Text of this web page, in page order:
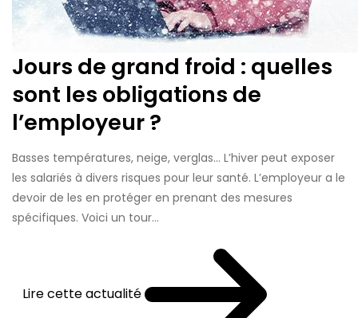
Jours de grand froid : quelles
sont les obligations de
l’employeur ?
Basses températures, neige, verglas… L’hiver peut exposer
les salariés à divers risques pour leur santé. L’employeur a le
devoir de les en protéger en prenant des mesures
spécifiques. Voici un tour...
Lire cette actualité